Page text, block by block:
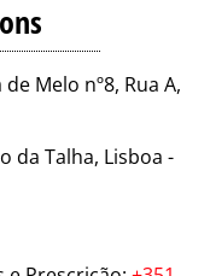
Melo nº8, Rua A,
da Talha, Lisboa -